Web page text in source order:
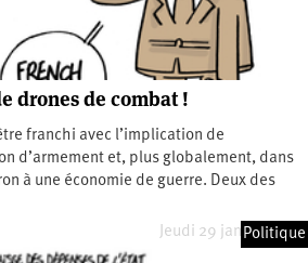
drones de combat !
franchi avec l’implication de
d’armement et, plus globalement, dans
à une économie de guerre. Deux des
Jeudi 29 janvier 2026
Politique